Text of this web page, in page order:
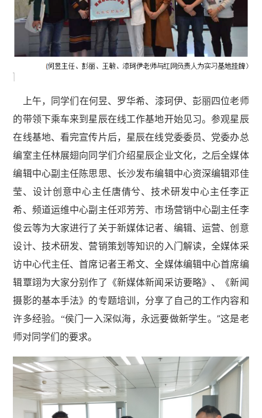
上午，同学们在何昱、罗华希、漆珂伊、彭丽四位老师
的带领下乘车来到星辰在线工作基地开始见习。参观星辰
在线基地、看完宣传片后，星辰在线党委委员、党委办总
编室主任林展翅向同学们介绍星辰企业文化，之后全媒体
编辑中心副主任陈思思、长沙发布编辑中心资深编辑邓佳
莹、设计创意中心主任唐倩兮、技术研发中心主任李正
希、频道运维中心副主任邓芳芳、市场营销中心副主任李
俊云等为大家进行了关于新媒体记者、编辑、运营、创意
设计、技术研发、营销策划等知识的入门解读，全媒体采
访中心代主任、首席记者王希文、全媒体编辑中心首席编
辑覃翊为大家分别作了《新媒体新闻采访要略》、《新闻
摄影的基本手法》的专题培训，分享了自己的工作内容和
许多经验。“侯门一入深似海，永远要做新学生。 ”这是老
师对同学们的要求。